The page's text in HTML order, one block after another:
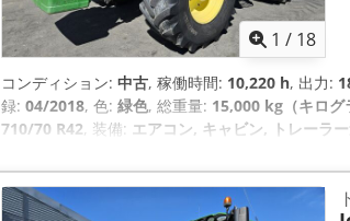
1 / 18
コンディション: 中古, 稼働時間: 10,220 h, 出力:
録: 04/2018, 色: 緑色, 総重量: 15,000 kg（キログ
710/70 R42, 装備: エアコン, キャビン, トレーラ